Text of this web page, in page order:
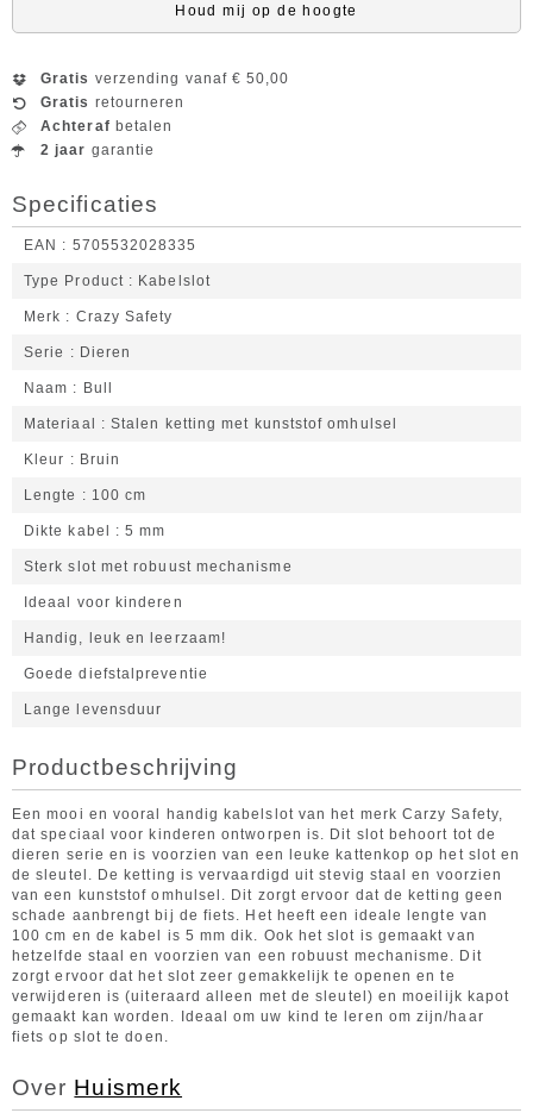
Houd mij op de hoogte
Gratis verzending vanaf € 50,00
Gratis retourneren
Achteraf betalen
2 jaar garantie
Specificaties
EAN 5705532028335
Type Product Kabelslot
Merk Crazy Safety
Serie Dieren
Naam Bull
Materiaal Stalen ketting met kunststof omhulsel
Kleur Bruin
Lengte 100 cm
Dikte kabel 5 mm
Sterk slot met robuust mechanisme
Ideaal voor kinderen
Handig, leuk en leerzaam!
Goede diefstalpreventie
Lange levensduur
Productbeschrijving
Een mooi en vooral handig kabelslot van het merk Carzy Safety,
dat speciaal voor kinderen ontworpen is. Dit slot behoort tot de
dieren serie en is voorzien van een leuke kattenkop op het slot en
de sleutel. De ketting is vervaardigd uit stevig staal en voorzien
van een kunststof omhulsel. Dit zorgt ervoor dat de ketting geen
schade aanbrengt bij de fiets. Het heeft een ideale lengte van
100 cm en de kabel is 5 mm dik. Ook het slot is gemaakt van
hetzelfde staal en voorzien van een robuust mechanisme. Dit
zorgt ervoor dat het slot zeer gemakkelijk te openen en te
verwijderen is (uiteraard alleen met de sleutel) en moeilijk kapot
gemaakt kan worden. Ideaal om uw kind te leren om zijn/haar
fiets op slot te doen.
Over Huismerk